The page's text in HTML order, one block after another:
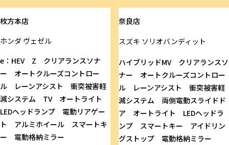
枚方本店
ホンダ ヴェゼル
e：HEV Z クリアランスソナ
ー オートクルーズコントロー
ル レーンアシスト 衝突被害軽
減システム TV オートライト
LEDヘッドランプ 電動リアゲー
ト アルミホイール スマートキ
ー 電動格納ミラー
奈良店
スズキ ソリオバンディット
ハイブリッドMV クリアランスソ
ナー オートクルーズコントロー
ル レーンアシスト 衝突被害軽
減システム 両側電動スライドド
ア オートライト LEDヘッドラ
ンプ スマートキー アイドリン
グストップ 電動格納ミラー